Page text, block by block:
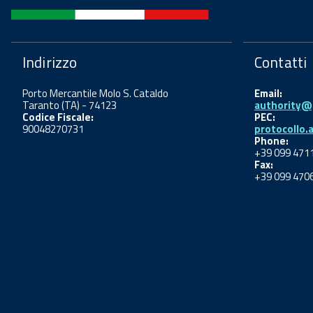
Indirizzo
Porto Mercantile Molo S. Cataldo
Taranto (TA) - 74123
Codice Fiscale:
90048270731
Contatti
Email:
PEC:
Phone:
+39 099
Fax:
+39 099